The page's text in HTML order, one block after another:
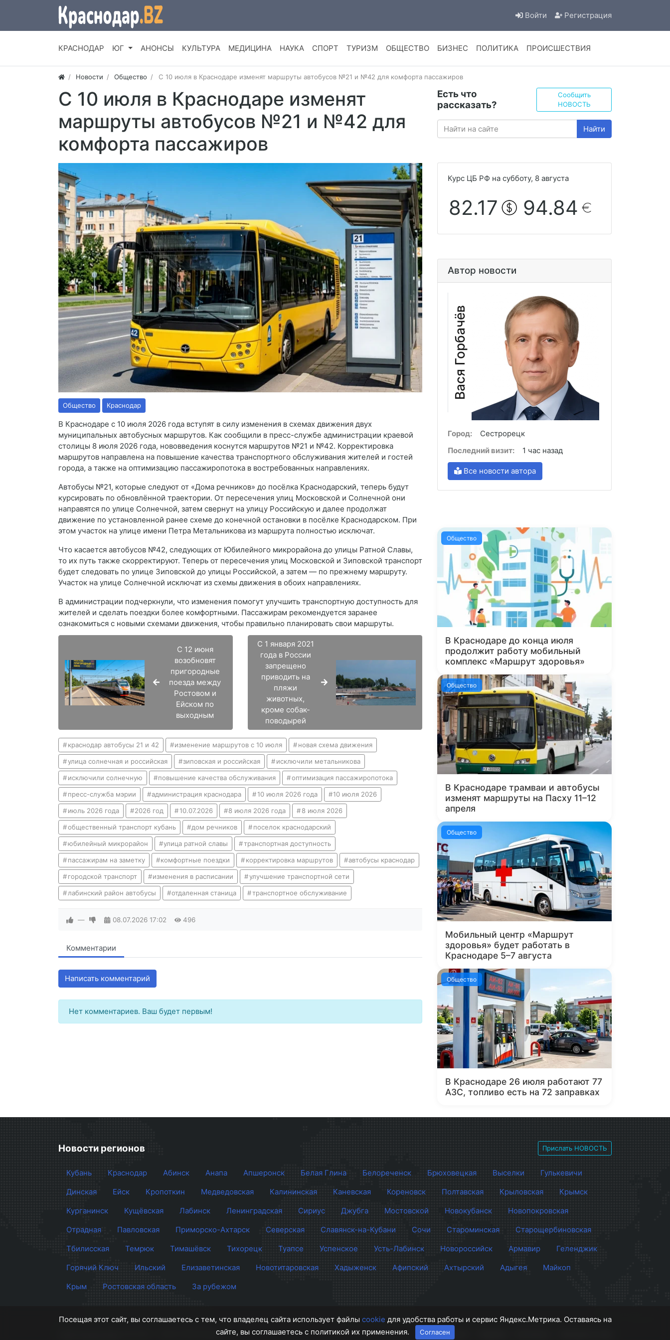
Войти Регистрация
КРАСНОДАР ЮГ АНОНСЫ КУЛЬТУРА МЕДИЦИНА НАУКА СПОРТ ТУРИЗМ ОБЩЕСТВО БИЗНЕС ПОЛИТИКА ПРОИСШЕСТВИЯ
Новости Общество С 10 июля в Краснодаре изменят маршруты автобусов №21 и №42 для комфорта пассажиров
С 10 июля в Краснодаре изменят
маршруты автобусов №21 и №42 для
комфорта пассажиров
Общество Краснодар
В Краснодаре с 10 июля 2026 года вступят в силу изменения в схемах движения двух
муниципальных автобусных маршрутов. Как сообщили в пресс-службе администрации краевой
столицы 8 июля 2026 года, нововведения коснутся маршрутов №21 и №42. Корректировка
маршрутов направлена на повышение качества транспортного обслуживания жителей и гостей
города, а также на оптимизацию пассажиропотока в востребованных направлениях.
Автобусы №21, которые следуют от «Дома речников» до посёлка Краснодарский, теперь будут
курсировать по обновлённой траектории. От пересечения улиц Московской и Солнечной они
направятся по улице Солнечной, затем свернут на улицу Российскую и далее продолжат
движение по установленной ранее схеме до конечной остановки в посёлке Краснодарском. При
этом участок на улице имени Петра Метальникова из маршрута полностью исключат.
Что касается автобусов №42, следующих от Юбилейного микрорайона до улицы Ратной Славы,
то их путь также скорректируют. Теперь от пересечения улиц Московской и Зиповской транспорт
будет следовать по улице Зиповской до улицы Российской, а затем — по прежнему маршруту.
Участок на улице Солнечной исключат из схемы движения в обоих направлениях.
В администрации подчеркнули, что изменения помогут улучшить транспортную доступность для
жителей и сделать поездки более комфортными. Пассажирам рекомендуется заранее
ознакомиться с новыми схемами движения, чтобы правильно планировать свои маршруты.
С 12 июня
возобновят
пригородные
поезда между
Ростовом и
Ейском по
выходным
С 1 января 2021
года в России
запрещено
приводить на
пляжи
животных,
кроме собак-
поводырей
краснодар автобусы 21 и 42 изменение маршрутов с 10 июля новая схема движения
улица солнечная и российская зиповская и российская исключили метальникова
исключили солнечную повышение качества обслуживания оптимизация пассажиропотока
пресс-служба мэрии администрация краснодара 10 июля 2026 года 10 июля 2026
июль 2026 года 2026 год 10.07.2026 8 июля 2026 года 8 июля 2026
общественный транспорт кубань дом речников поселок краснодарский
юбилейный микрорайон улица ратной славы транспортная доступность
пассажирам на заметку комфортные поездки корректировка маршрутов автобусы краснодар
городской транспорт изменения в расписании улучшение транспортной сети
лабинский район автобусы отдаленная станица транспортное обслуживание
— 08.07.2026 17:02 496
Комментарии
Написать комментарий
Нет комментариев. Ваш будет первым!
Есть что
рассказать?
Сообщить
НОВОСТЬ
Найти
Курс ЦБ РФ на субботу, 8 августа
82.17 94.84
Автор новости
Вася Горбачёв
Город:
Сестрорецк
Последний визит:
1 час назад
Все новости автора
Общество
В Краснодаре до конца июля
продолжит работу мобильный
комплекс «Маршрут здоровья»
Общество
В Краснодаре трамваи и автобусы
изменят маршруты на Пасху 11–12
апреля
Общество
Мобильный центр «Маршрут
здоровья» будет работать в
Краснодаре 5–7 августа
Общество
В Краснодаре 26 июля работают 77
АЗС, топливо есть на 72 заправках
Новости регионов Прислать НОВОСТЬ
Кубань Краснодар Абинск Анапа Апшеронск Белая Глина Белореченск Брюховецкая Выселки
Гулькевичи
Динская
Ейск Кропоткин Медведовская Калининская Каневская Кореновск Полтавская Крыловская
Крымск
Курганинск
Кущёвская Лабинск Ленинградская Сириус Джубга Мостовской Новокубанск
Новопокровская
Отрадная
Павловская Приморско-Ахтарск Северская Славянск-на-Кубани Сочи Староминская
Старощербиновская
Тбилисская
Темрюк Тимашёвск Тихорецк Туапсе Успенское Усть-Лабинск Новороссийск Армавир
Геленджик
Горячий Ключ
Ильский Елизаветинская Новотитаровская Хадыженск Афипский Ахтырский Адыгея
Майкоп
Крым
Ростовская область За рубежом
© 2012 - 2026 СМИ Кубани О проекте
Посещая этот сайт, вы соглашаетесь с тем, что владелец сайта использует файлы cookie для удобства работы и сервис Яндекс.Метрика. Оставаясь на
сайте, вы соглашаетесь с политикой их применения.
Согласен